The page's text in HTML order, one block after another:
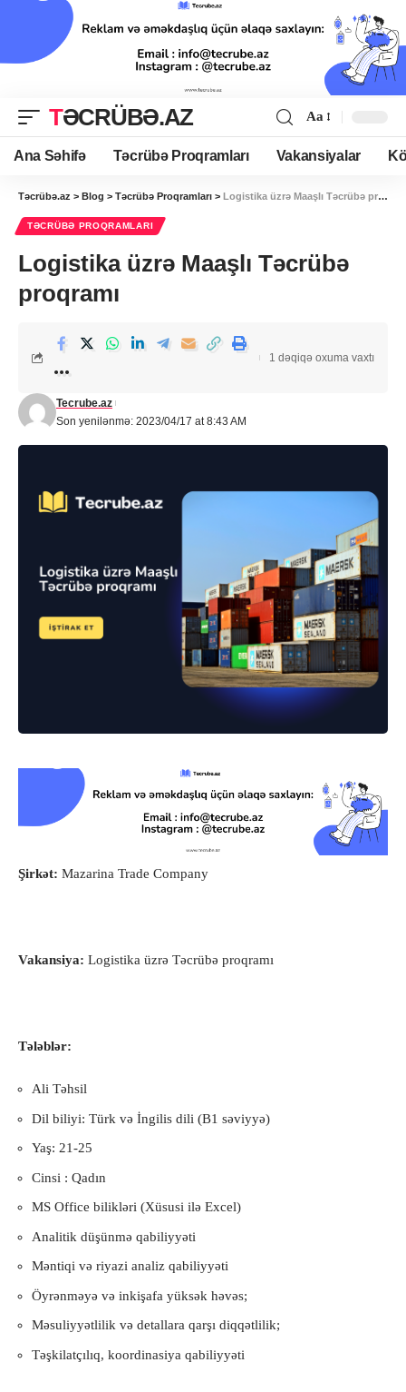
TƏCRÜBƏ.AZ Aa
Ana Səhifə Təcrübə Proqramları Vakansiyalar
Təcrübə.az > Blog > Təcrübə Proqramları > Logistika üzrə Maaşlı Təcrübə proqramı
TƏCRÜBƏ PROQRAMLARI
Logistika üzrə Maaşlı Təcrübə
proqramı
Son yenilənmə: 2023/04/17 at 8:43 AM
Tecrube.az
1 dəqiqə oxuma vaxtı
Şirkət: Mazarina Trade Company
Vakansiya: Logistika üzrə Təcrübə proqramı
Tələblər:
Ali Təhsil
Dil biliyi: Türk və İngilis dili (B1 səviyyə)
Yaş: 21-25
Cinsi : Qadın
MS Office bilikləri (Xüsusi ilə Excel)
Analitik düşünmə qabiliyyəti
Məntiqi və riyazi analiz qabiliyyəti
Öyrənməyə və inkişafa yüksək həvəs;
Məsuliyyətlilik və detallara qarşı diqqətlilik;
Təşkilatçılıq, koordinasiya qabiliyyəti